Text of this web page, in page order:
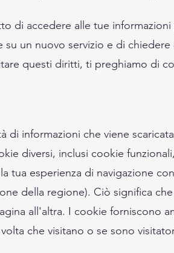
di accedere alle tue
un nuovo servizio e di
questi diritti, ti preghiamo di
di informazioni che viene
diversi, inclusi cookie
tua esperienza di navigazione
della regione). Ciò significa
all'altra. I cookie forniscono
che visitano o se sono